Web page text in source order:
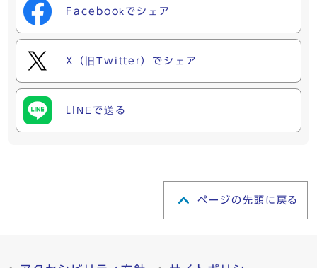
Facebookでシェア
X（旧Twitter）でシェア
LINEで送る
ページの先頭に戻る